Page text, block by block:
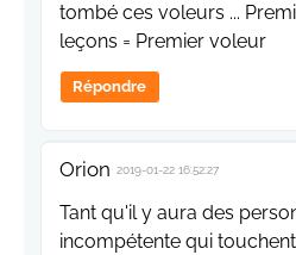
tombé ces voleurs ...
leçons = Premier voleur
Répondre
Orion 2019-01-22 16:52:27
Tant qu'il y aura des
incompétente qui